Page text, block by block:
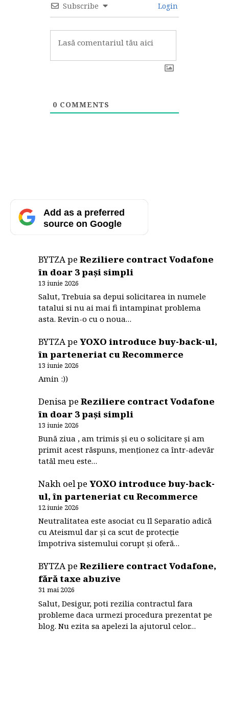
Subscribe Login
0 COMMENTS
Add as a preferred
source on Google
BYTZA peReziliere contract Vodafone
în doar 3 pași simpli
13 iunie 2026
Salut, Trebuia sa depui solicitarea in numele
tatalui si nu ai mai fi intampinat problema
asta. Revin-o cu o noua…
BYTZApeYOXO introduce buy-back-ul,
în parteneriat cu Recommerce
13 iunie 2026
Amin :))
DenisapeReziliere contract Vodafone
în doar 3 pași simpli
13 iunie 2026
Bună ziua , am trimis și eu o solicitare și am
primit acest răspuns, menționez ca într-adevăr
tatăl meu este…
Nakh oelpeYOXO introduce buy-back-
ul, în parteneriat cu Recommerce
12 iunie 2026
Neutralitatea este asociat cu Il Separatio adică
cu Ateismul dar și ca scut de protecție
împotriva sistemului corupt și oferă…
BYTZApeReziliere contract Vodafone,
fără taxe abuzive
31 mai 2026
Salut, Desigur, poti rezilia contractul fara
probleme daca urmezi procedura prezentat pe
blog. Nu ezita sa apelezi la ajutorul celor…